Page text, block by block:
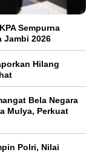
Sempurna
Jambi 2026
Hilang
Bela Negara
Mulya, Perkuat
Polri, Nilai